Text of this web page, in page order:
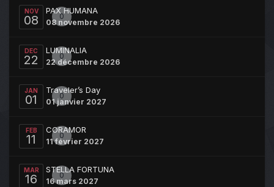
NOV
08 0
PAX HUMANA
08 novembre 2026
DEC
22 0
LUMINALIA
22 décembre 2026
JAN
01 0
Traveler’s Day
01 janvier 2027
FEB
11 0
CORAMOR
11 février 2027
MAR
16 0
STELLA FORTUNA
16 mars 2027